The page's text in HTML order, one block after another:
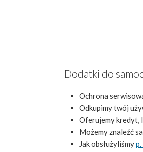
Dodatki do
Ochrona
Odkupimy twój
Oferujemy kredyt,
Możemy znaleźć
Jak obsłużyliśmy